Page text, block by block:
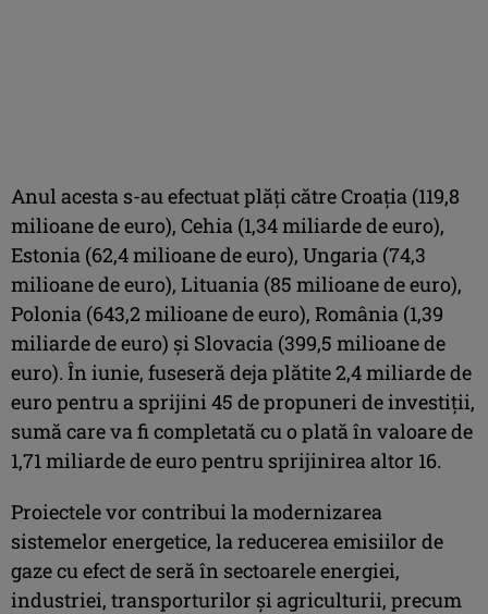
Anul acesta s-au efectuat plăţi către Croaţia (119,8
milioane de euro), Cehia (1,34 miliarde de euro),
Estonia (62,4 milioane de euro), Ungaria (74,3
milioane de euro), Lituania (85 milioane de euro),
Polonia (643,2 milioane de euro), România (1,39
miliarde de euro) şi Slovacia (399,5 milioane de
euro). În iunie, fuseseră deja plătite 2,4 miliarde de
euro pentru a sprijini 45 de propuneri de investiţii,
sumă care va fi completată cu o plată în valoare de
1,71 miliarde de euro pentru sprijinirea altor 16.
Proiectele vor contribui la modernizarea
sistemelor energetice, la reducerea emisiilor de
gaze cu efect de seră în sectoarele energiei,
industriei, transporturilor şi agriculturii, precum